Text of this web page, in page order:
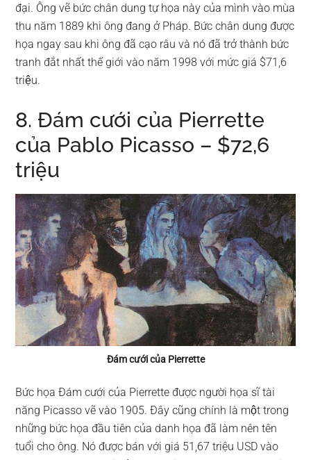
đại. Ông vẽ bức chân dung tự họa này của mình vào mùa
thu năm 1889 khi ông đang ở Pháp. Bức chân dung được
họa ngay sau khi ông đã cạo râu và nó đã trở thành bức
tranh đắt nhất thế giới vào năm 1998 với mức giá $71,6
triệu.
8. Đám cưới của Pierrette
của Pablo Picasso – $72,6
triệu
Đám cưới của Pierrette
Bức họa Đám cưới của Pierrette được người họa sĩ tài
năng Picasso vẽ vào 1905. Đây cũng chính là một trong
những bức họa đầu tiên của danh họa đã làm nên tên
tuổi cho ông. Nó được bán với giá 51,67 triệu USD vào